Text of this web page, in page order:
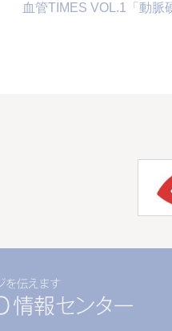
血管TIMES VOL.1「動脈